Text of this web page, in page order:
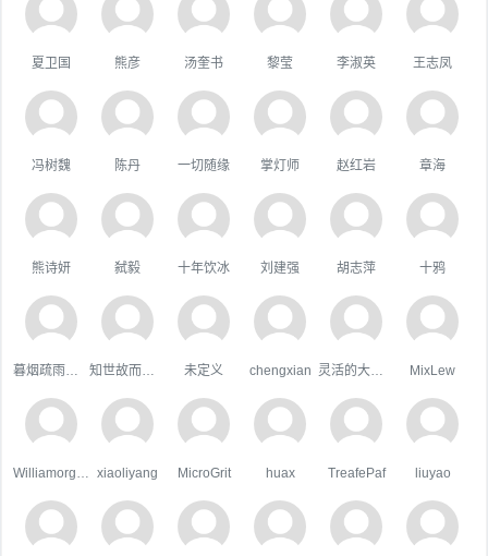
夏卫国 熊彦 汤奎书 黎莹 李淑英 王志凤
冯树魏 陈丹 一切随缘 掌灯师 赵红岩 章海
熊诗妍 弑毅 十年饮冰 刘建强 胡志萍 十鸦
未定义 chengxian MixLew
xiaoliyang MicroGrit huax TreafePaf liuyao